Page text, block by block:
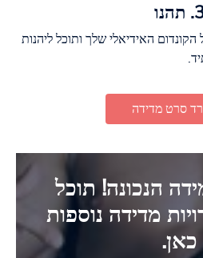
האידיאלי שלך ותוכל ליהנות
סרט מדידה
הנכונה! תוכל
מדידה נוספות
כאן.